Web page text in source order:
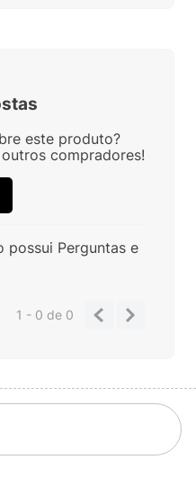
este produto?
compradores!
possui Perguntas e
1 - 0de 0